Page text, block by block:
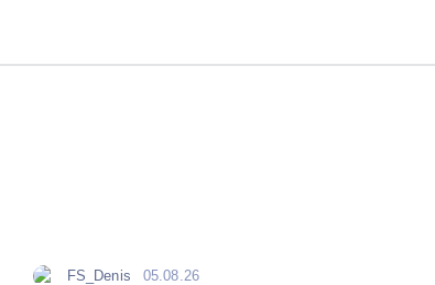
FS_Denis 05.08.26